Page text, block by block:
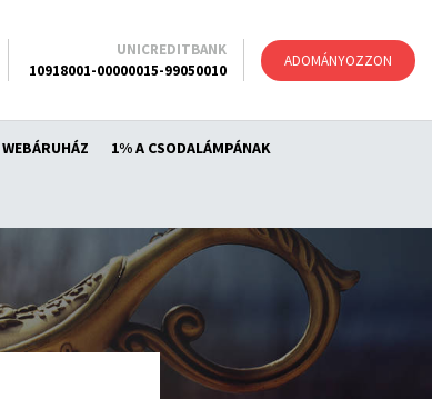
ADOMÁNYOZZON
WEBÁRUHÁZ 1% A CSODALÁMPÁNAK
UNICREDITBANK
10918001-00000015-99050010